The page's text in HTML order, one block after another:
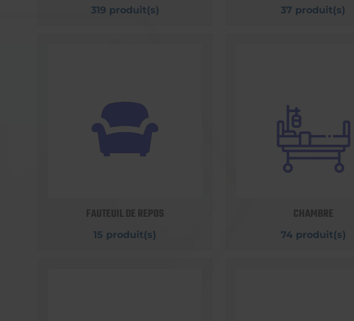
319 produit(s) 37 produit(s)
FAUTEUIL DE REPOS
15 produit(s)
CHAMBRE
74 produit(s)